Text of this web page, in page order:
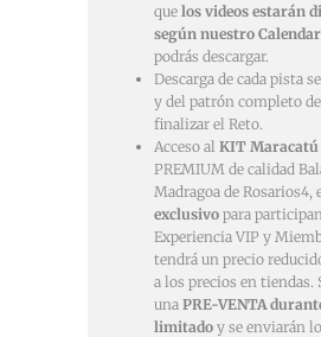
que los videos estarán
según nuestro
podrás descargar.
Descarga de cada pista
y del patrón completo
finalizar el Reto.
Acceso al KIT Maracatú
PREMIUM de calidad
Madragoa de Rosarios4,
exclusivo para
Experiencia VIP y
tendrá un precio
a los precios en tiendas.
una PRE-VENTA
limitado y se enviarán